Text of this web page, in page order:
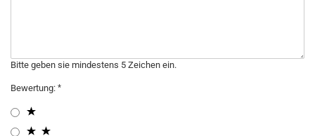
Bitte geben sie mindestens 5 Zeichen ein.
Bewertung: